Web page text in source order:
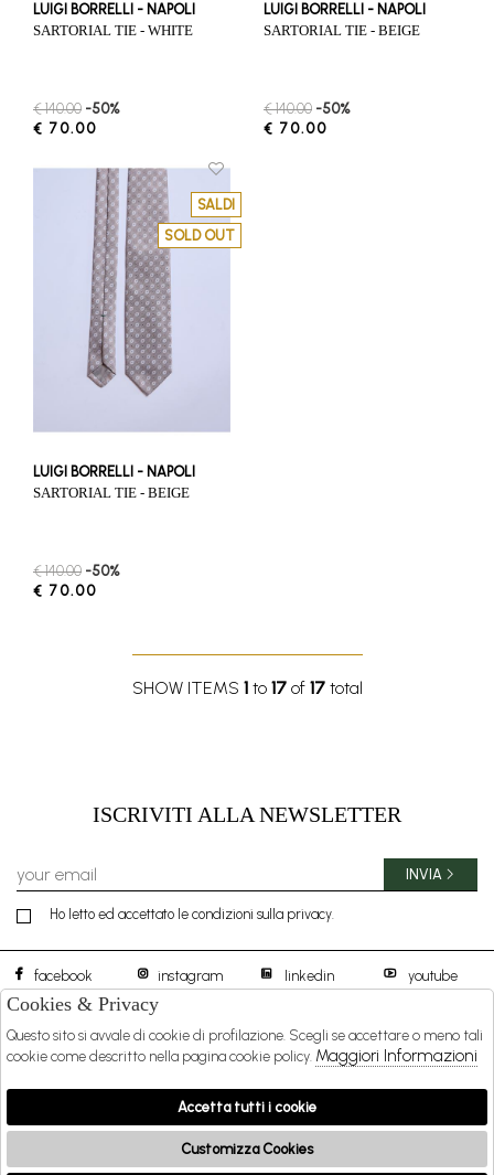
LUIGI BORRELLI - NAPOLI
SARTORIAL TIE - WHITE
€ 140.00 -50%
€ 70.00
LUIGI BORRELLI - NAPOLI
SARTORIAL TIE - BEIGE
€ 140.00 -50%
€ 70.00
SALDI
SOLD OUT
LUIGI BORRELLI - NAPOLI
SARTORIAL TIE - BEIGE
€ 140.00 -50%
€ 70.00
SHOW ITEMS 1to 17of 17total
ISCRIVITI ALLA NEWSLETTER
Ho letto ed accettato le condizioni sulla privacy.
INVIA
facebook instagram linkedin youtube
DISTIBUTED BY
BOREAL 1957 S.R.L.
SHOPPING
EXTRA
Cookies & Privacy
Questo sito si avvale di cookie di profilazione. Scegli se accettare o meno tali
cookie come descritto nella pagina cookie policy. Maggiori Informazioni
Accetta tutti i cookie
Customizza Cookies